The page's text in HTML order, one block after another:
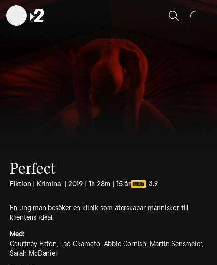
Sök
Perfect
Fiktion | Kriminal | 2019 | 1h 28m | 15 år 3.9
En ung man besöker en klinik som återskapar människor till
klientens ideal.
Med:
Courtney Eaton, Tao Okamoto, Abbie Cornish, Martin Sensmeier,
Sarah McDaniel